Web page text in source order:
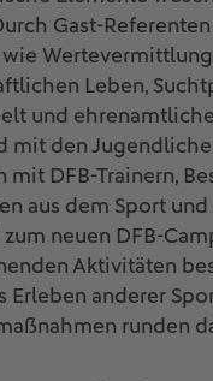
Gast-
Leben,
und
mit den
mit DFB-Trainern,
aus dem Sport und
neuen DFB-
Aktivitäten
Erleben anderer
runden